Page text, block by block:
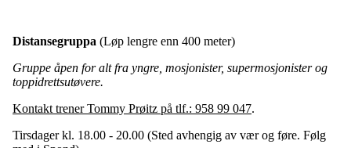
Distansegruppa (Løp lengre enn 400 meter)
Gruppe åpen for alt fra yngre, mosjonister, supermosjonister og
toppidrettsutøvere.
Kontakt trener Tommy Prøitz på tlf.: 958 99 047.
Tirsdager kl. 18.00 - 20.00 (Sted avhengig av vær og føre. Følg